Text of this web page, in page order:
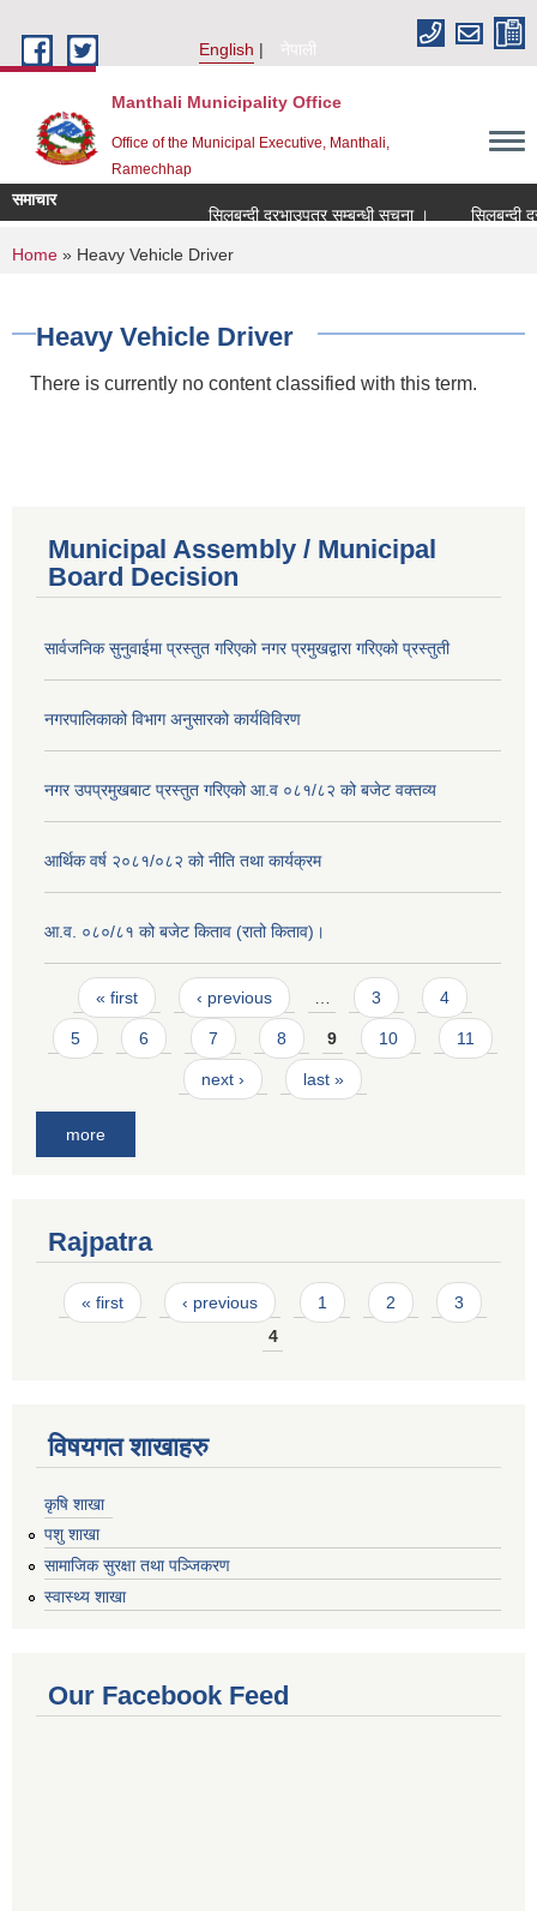
English
नेपाली
Manthali Municipality Office
Office of the Municipal Executive, Manthali,
Ramechhap
समाचार
सिलबन्दी दरभाउपत्र सम्बन्धी सूचना ।
सिलबन्दी
You are here
Home » Heavy Vehicle Driver
Heavy Vehicle Driver
There is currently no content classified with this term.
Municipal Assembly / Municipal
Board Decision
सार्वजनिक सुनुवाईमा प्रस्तुत गरिएको नगर प्रमुखद्वारा गरिएको प्रस्तुती
नगरपालिकाको विभाग अनुसारको कार्यविविरण
नगर उपप्रमुखबाट प्रस्तुत गरिएको आ.व ०८१/८२ को बजेट वक्तव्य
आर्थिक वर्ष २०८१/०८२ को नीति तथा कार्यक्रम
आ.व. ०८०/८१ को बजेट किताव (रातो किताव)।
Pages
« first ‹ previous 3 4
5 6 7 8 9 10 11
next › last »
more
Rajpatra
Pages
« first ‹ previous 1 2
3
4
विषयगत शाखाहरु
कृषि शाखा
पशु शाखा
सामाजिक सुरक्षा तथा पञ्जिकरण
स्वास्थ्य शाखा
Our Facebook Feed